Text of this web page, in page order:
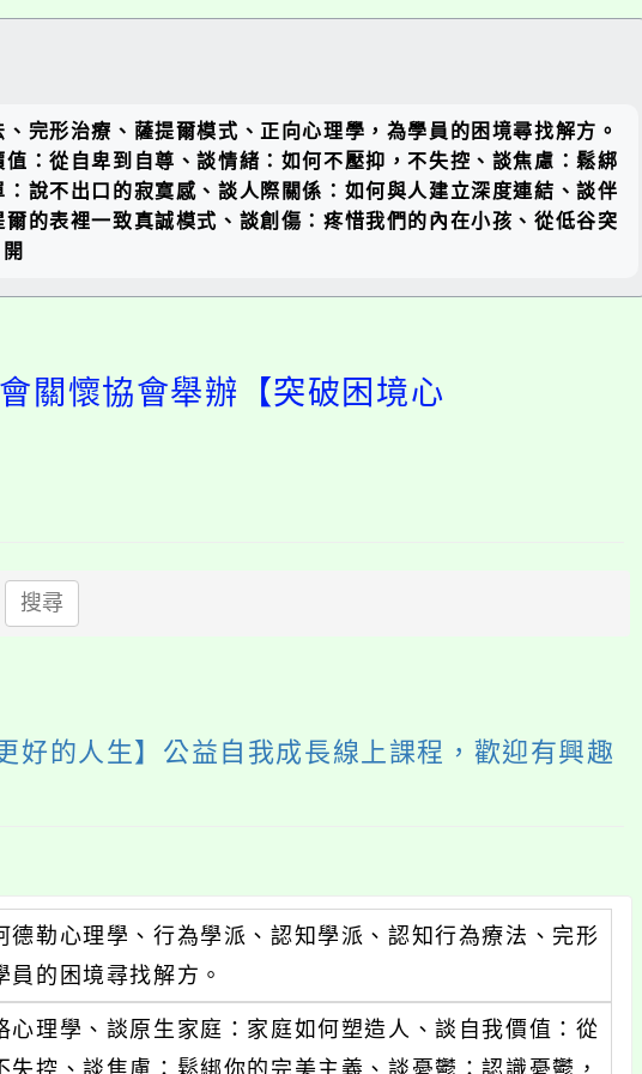
塊
完形治療、薩提爾模式、正向心理學，為學員的困境尋找解方。
：從自卑到自尊、談情緒：如何不壓抑，不失控、談焦慮：鬆綁
說不出口的寂寞感、談人際關係：如何與人建立深度連結、談伴
的表裡一致真誠模式、談創傷：疼惜我們的內在小孩、從低谷突
關懷協會舉辦【突破困境心
搜尋
好的人生】公益自我成長線上課程，歡迎有興趣
勒心理學、行為學派、認知學派、認知行為療法、完形
的困境尋找解方。
理學、談原生家庭：家庭如何塑造人、談自我價值：從
控、談焦慮：鬆綁你的完美主義、談憂鬱：認識憂鬱，